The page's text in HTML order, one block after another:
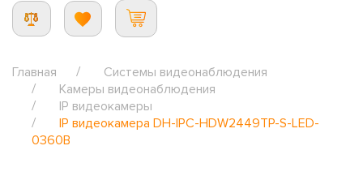
Главная
Системы видеонаблюдения
Камеры видеонаблюдения
IP видеокамеры
IP видеокамера DH-IPC-HDW2449TP-S-LED-
0360B